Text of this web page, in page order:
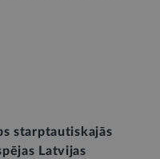
starptautiskajās
Latvijas